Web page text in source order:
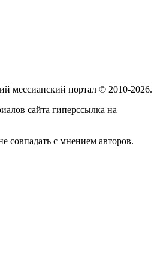
мессианский портал © 2010-2026.
сайта гиперссылка на
совпадать с мнением авторов.